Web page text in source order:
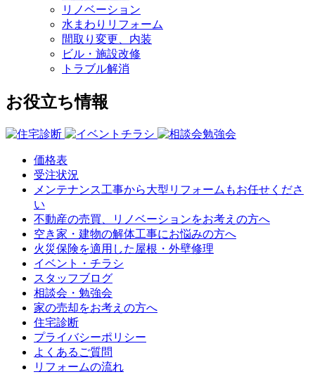
リノベーション
水まわりリフォーム
間取り変更、内装
ビル・施設改修
トラブル解消
お役立ち情報
価格表
受注状況
メンテナンス工事から大型リフォームもお任せくださ
い
不動産の売買、リノベーションをお考えの方へ
空き家・建物の解体工事にお悩みの方へ
火災保険を適用した屋根・外壁修理
イベント・チラシ
スタッフブログ
相談会・勉強会
家の売却をお考えの方へ
住宅診断
プライバシーポリシー
よくあるご質問
リフォームの流れ